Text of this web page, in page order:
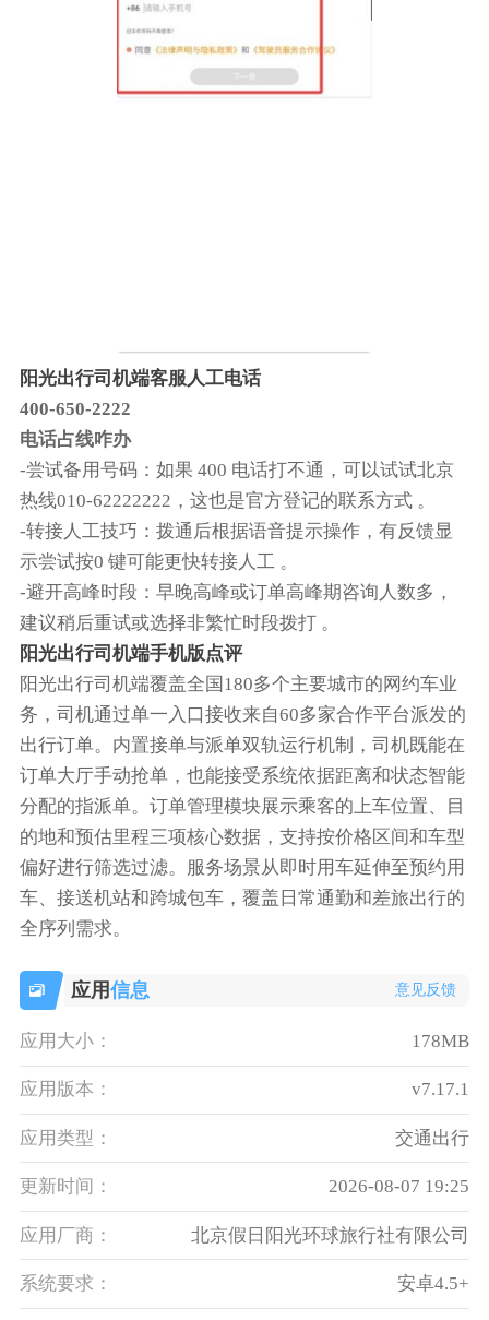
阳光出行司机端客服人工电话
400-650-2222
电话占线咋办
-‌尝试备用号码‌：如果 400 电话打不通，可以试试北京
热线‌010-62222222‌，这也是官方登记的联系方式 。
-转接人工技巧‌：拨通后根据语音提示操作，有反馈显
示尝试按‌0 键‌可能更快转接人工 。
-‌避开高峰时段‌：早晚高峰或订单高峰期咨询人数多，
建议稍后重试或选择非繁忙时段拨打 。‌‌‌
阳光出行司机端手机版点评
阳光出行司机端覆盖全国180多个主要城市的网约车业
务，司机通过单一入口接收来自60多家合作平台派发的
出行订单。内置接单与派单双轨运行机制，司机既能在
订单大厅手动抢单，也能接受系统依据距离和状态智能
分配的指派单。订单管理模块展示乘客的上车位置、目
的地和预估里程三项核心数据，支持按价格区间和车型
偏好进行筛选过滤。服务场景从即时用车延伸至预约用
车、接送机站和跨城包车，覆盖日常通勤和差旅出行的
全序列需求。
应用信息 意见反馈
应用大小： 178MB
应用版本： v7.17.1
应用类型： 交通出行
更新时间： 2026-08-07 19:25
应用厂商： 北京假日阳光环球旅行社有限公司
系统要求： 安卓4.5+